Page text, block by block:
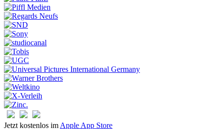
Jetzt kostenlos im Apple App Store